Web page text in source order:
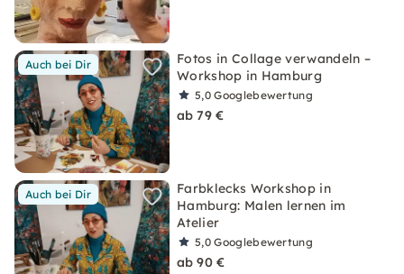
Auch bei Dir
Fotos in Collage verwandeln –
Workshop in Hamburg
5,0Googlebewertung
ab 79 €
Auch bei Dir
Farbklecks Workshop in
Hamburg: Malen lernen im
Atelier
5,0Googlebewertung
ab 90 €